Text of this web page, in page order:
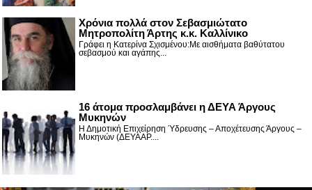
Χρόνια πολλά στον Σεβασμιώτατο
Μητροπολίτη Άρτης κ.κ. Καλλίνικο
Γράφει η Κατερίνα Σχισμένου:Με αισθήματα βαθύτατου
σεβασμού και αγάπης...
16 άτομα προσλαμβάνει η ΔΕΥΑ Άργους
Μυκηνών
Η Δημοτική Επιχείρηση Ύδρευσης – Αποχέτευσης Άργους –
Μυκηνών (ΔΕΥΑΑΡ....